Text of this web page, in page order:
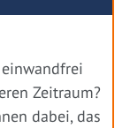
Zeitraum?
dabei, das